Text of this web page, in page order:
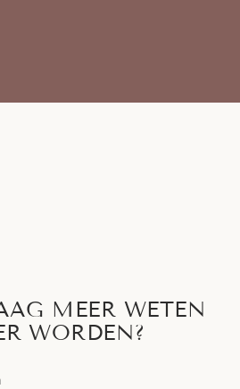
MEER WETEN
WORDEN?